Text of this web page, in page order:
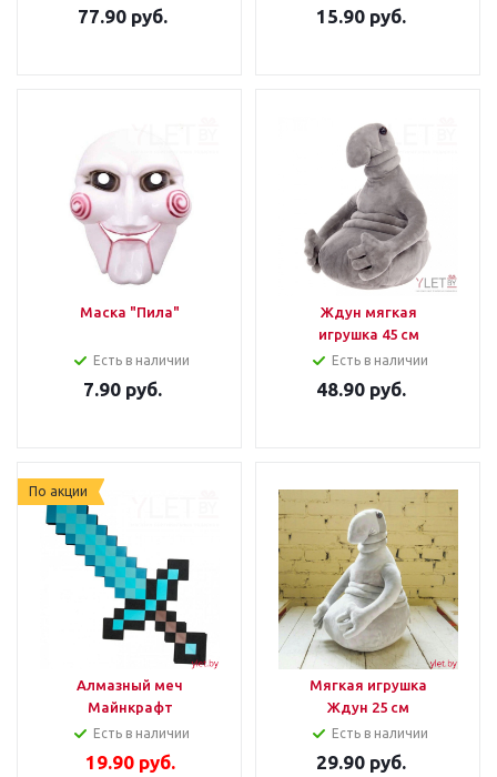
77.90руб. 15.90руб.
Маска "Пила"
Есть в наличии
7.90руб.
Ждун мягкая
игрушка 45 см
Есть в наличии
48.90руб.
По акции
Алмазный меч
Майнкрафт
Есть в наличии
19.90руб.
Мягкая игрушка
Ждун 25 см
Есть в наличии
29.90руб.